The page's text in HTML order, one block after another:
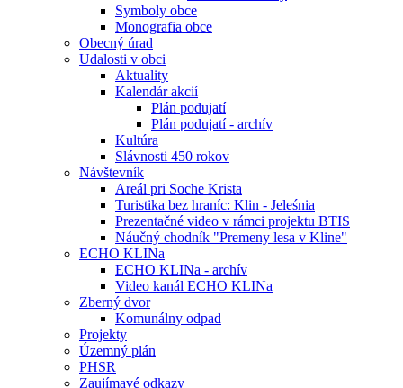
Symboly obce
Monografia obce
Obecný úrad
Udalosti v obci
Aktuality
Kalendár akcií
Plán podujatí
Plán podujatí - archív
Kultúra
Slávnosti 450 rokov
Návštevník
Areál pri Soche Krista
Turistika bez hraníc: Klin - Jeleśnia
Prezentačné video v rámci projektu BTIS
Náučný chodník "Premeny lesa v Kline"
ECHO KLINa
ECHO KLINa - archív
Video kanál ECHO KLINa
Zberný dvor
Komunálny odpad
Projekty
Územný plán
PHSR
Zaujímavé odkazy